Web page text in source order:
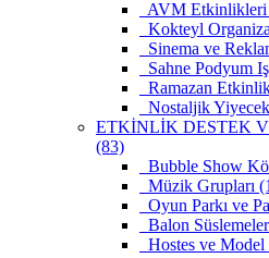
AVM Etkinlikleri
Kokteyl
Sinema ve
Sahne Podyum
Ramazan
Nostaljik
ETKİNLİK DESTEK
(83)
Bubble Show
Müzik Grupları
Oyun Parkı ve
Balon
Hostes ve